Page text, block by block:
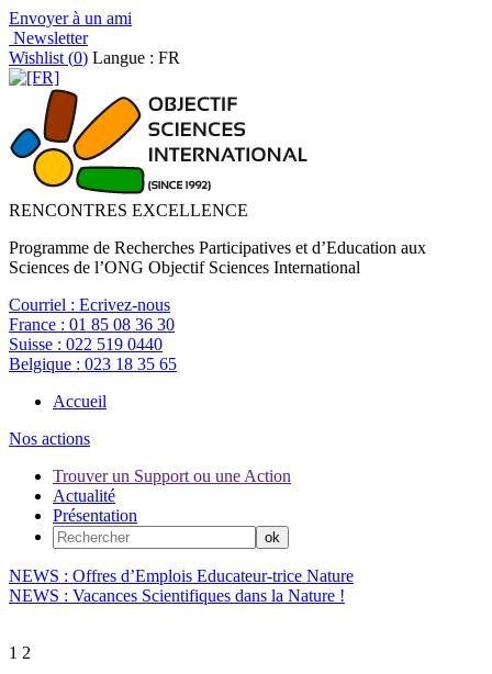
Envoyer à un ami
Newsletter
Wishlist (0) Langue : FR
RENCONTRES EXCELLENCE
Programme de Recherches Participatives et d’Education aux
Sciences de l’ONG Objectif Sciences International
Courriel : Ecrivez-nous
France : 01 85 08 36 30
Suisse : 022 519 0440
Belgique : 023 18 35 65
Accueil
Nos actions
Trouver un Support ou une Action
Actualité
Présentation
NEWS : Offres d’Emplois Educateur-trice Nature
NEWS : Vacances Scientifiques dans la Nature !
1 2